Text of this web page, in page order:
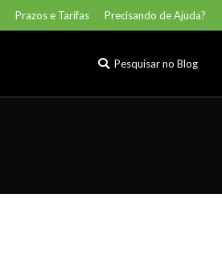
Prazos e Tarifas Precisando de Ajuda?
Buscar
Pesquisar no Blog
BuscarPesquisar no Blog